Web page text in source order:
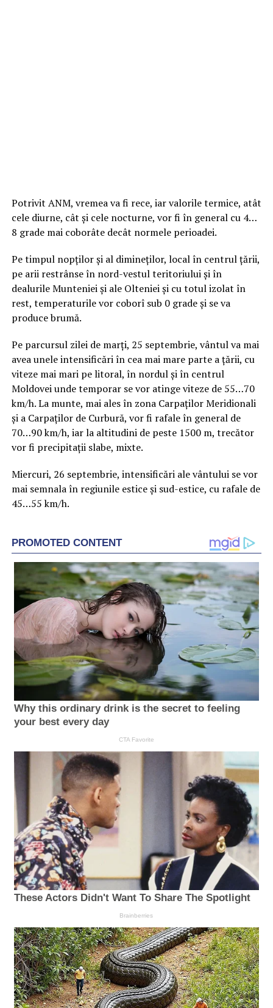
Potrivit ANM, vremea va fi rece, iar valorile termice, atât
cele diurne, cât și cele nocturne, vor fi în general cu 4…
8 grade mai coborâte decât normele perioadei.
Pe timpul nopților și al dimineților, local în centrul țării,
pe arii restrânse în nord-vestul teritoriului și în
dealurile Munteniei și ale Olteniei și cu totul izolat în
rest, temperaturile vor coborî sub 0 grade și se va
produce brumă.
Pe parcursul zilei de marți, 25 septembrie, vântul va mai
avea unele intensificări în cea mai mare parte a țării, cu
viteze mai mari pe litoral, în nordul și în centrul
Moldovei unde temporar se vor atinge viteze de 55…70
km/h. La munte, mai ales în zona Carpaților Meridionali
și a Carpaților de Curbură, vor fi rafale în general de
70…90 km/h, iar la altitudini de peste 1500 m, trecător
vor fi precipitații slabe, mixte.
Miercuri, 26 septembrie, intensificări ale vântului se vor
mai semnala în regiunile estice și sud-estice, cu rafale de
45…55 km/h.